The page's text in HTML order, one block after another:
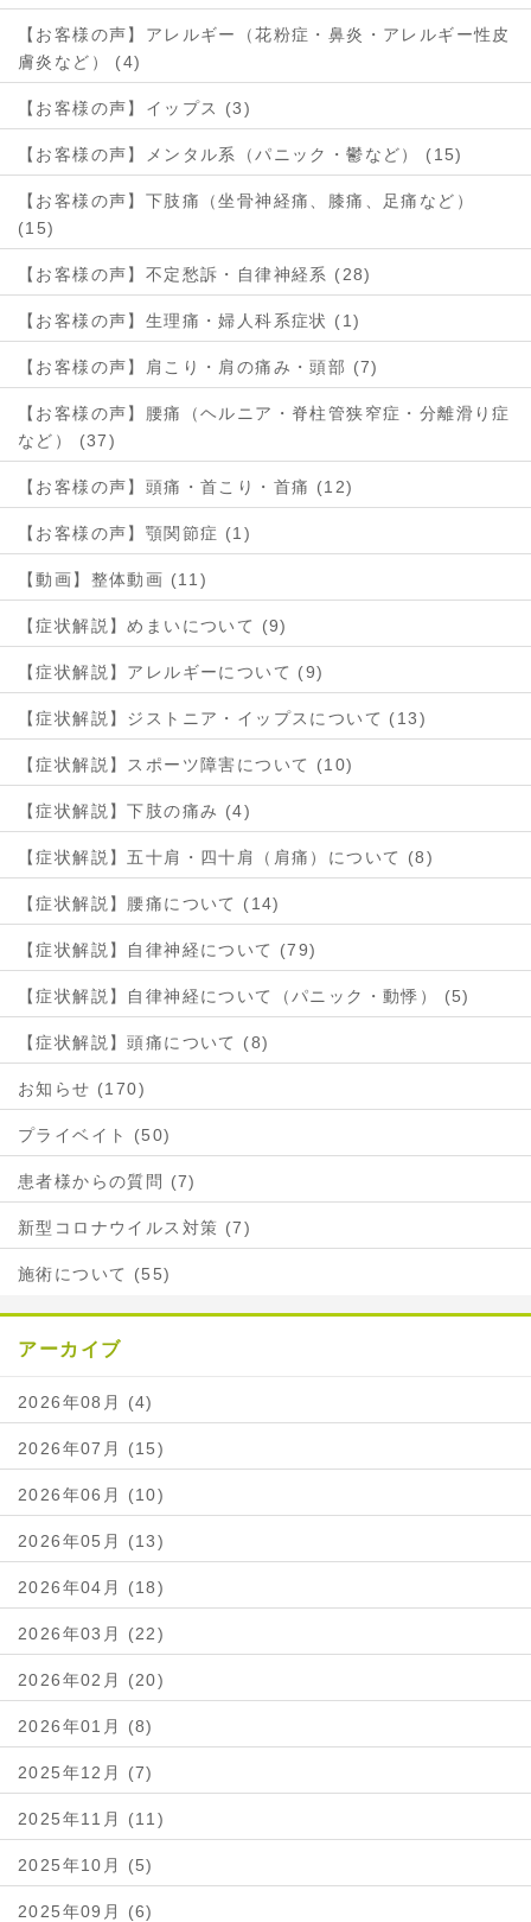
【お客様の声】アレルギー（花粉症・鼻炎・アレルギー性皮
膚炎など） (4)
【お客様の声】イップス (3)
【お客様の声】メンタル系（パニック・鬱など） (15)
【お客様の声】下肢痛（坐骨神経痛、膝痛、足痛など）
(15)
【お客様の声】不定愁訴・自律神経系 (28)
【お客様の声】生理痛・婦人科系症状 (1)
【お客様の声】肩こり・肩の痛み・頭部 (7)
【お客様の声】腰痛（ヘルニア・脊柱管狭窄症・分離滑り症
など） (37)
【お客様の声】頭痛・首こり・首痛 (12)
【お客様の声】顎関節症 (1)
【動画】整体動画 (11)
【症状解説】めまいについて (9)
【症状解説】アレルギーについて (9)
【症状解説】ジストニア・イップスについて (13)
【症状解説】スポーツ障害について (10)
【症状解説】下肢の痛み (4)
【症状解説】五十肩・四十肩（肩痛）について (8)
【症状解説】腰痛について (14)
【症状解説】自律神経について (79)
【症状解説】自律神経について（パニック・動悸） (5)
【症状解説】頭痛について (8)
お知らせ (170)
プライベイト (50)
患者様からの質問 (7)
新型コロナウイルス対策 (7)
施術について (55)
アーカイブ
2026年08月 (4)
2026年07月 (15)
2026年06月 (10)
2026年05月 (13)
2026年04月 (18)
2026年03月 (22)
2026年02月 (20)
2026年01月 (8)
2025年12月 (7)
2025年11月 (11)
2025年10月 (5)
2025年09月 (6)